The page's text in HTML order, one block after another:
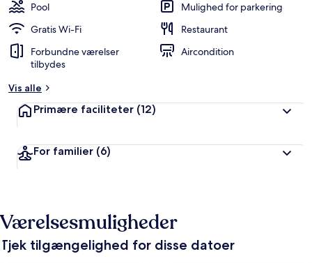
Pool
Mulighed for parkering
Gratis Wi-Fi
Restaurant
Forbundne værelser
tilbydes
Aircondition
Vis alle
Primære faciliteter (12)
For familier (6)
Værelsesmuligheder
Tjek tilgængelighed for disse datoer